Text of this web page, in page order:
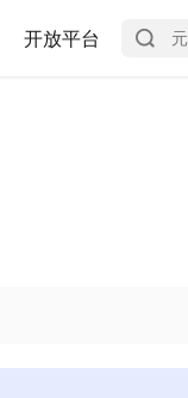
开放平台